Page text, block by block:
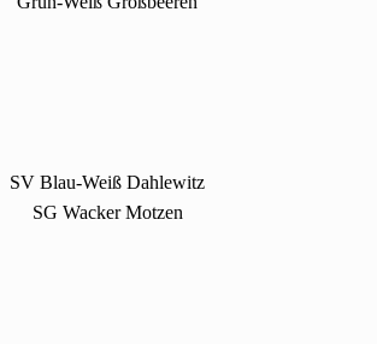
SV Blau-Weiß Dahlewitz
SG Wacker Motzen